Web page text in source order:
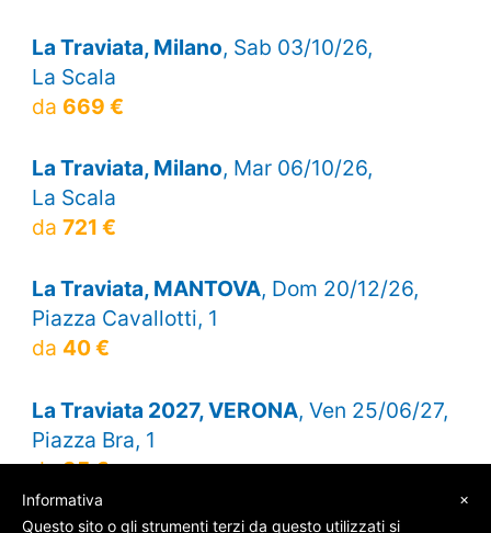
La Traviata, Milano, Sab 03/10/26,
La Scala
da 669 €
La Traviata, Milano, Mar 06/10/26,
La Scala
da 721 €
La Traviata, MANTOVA, Dom 20/12/26,
Piazza Cavallotti, 1
da 40 €
La Traviata 2027, VERONA, Ven 25/06/27,
Piazza Bra, 1
da35 €
×
Informativa
Questo sito o gli strumenti terzi da questo utilizzati si